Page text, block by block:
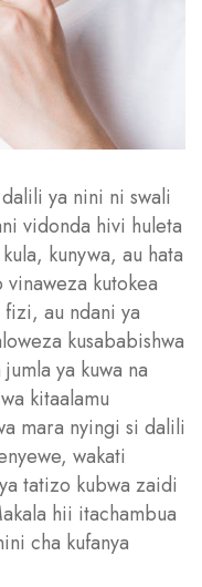
ya nini ni swali
vidonda hivi huleta
kunywa, au hata
kutokea
au ndani ya
kusababishwa
ya kuwa na
kitaalamu
mara nyingi si dalili
wakati
tatizo kubwa zaidi
hii itachambua
cha kufanya